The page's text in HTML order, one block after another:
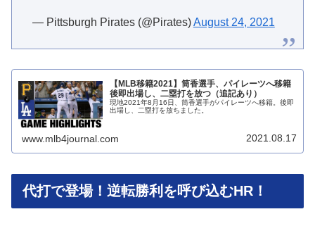
— Pittsburgh Pirates (@Pirates)August 24, 2021
【MLB移籍2021】筒香選手、パイレーツへ移籍
後即出場し、二塁打を放つ（追記あり）
現地2021年8月16日、筒香選手がパイレーツへ移籍。後即
出場し、二塁打を放ちました。
www.mlb4journal.com 2021.08.17
代打で登場！逆転勝利を呼び込むHR！